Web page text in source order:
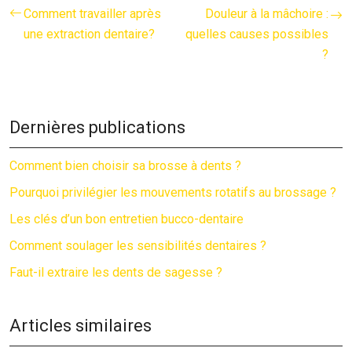
Comment travailler après
une extraction dentaire?
Douleur à la mâchoire :
quelles causes possibles
?
Dernières publications
Comment bien choisir sa brosse à dents ?
Pourquoi privilégier les mouvements rotatifs au brossage ?
Les clés d’un bon entretien bucco-dentaire
Comment soulager les sensibilités dentaires ?
Faut-il extraire les dents de sagesse ?
Articles similaires